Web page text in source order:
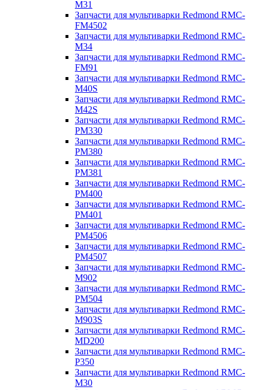
M31
Запчасти для мультиварки Redmond RMC-
FM4502
Запчасти для мультиварки Redmond RMC-
M34
Запчасти для мультиварки Redmond RMC-
FM91
Запчасти для мультиварки Redmond RMC-
M40S
Запчасти для мультиварки Redmond RMC-
M42S
Запчасти для мультиварки Redmond RMC-
PM330
Запчасти для мультиварки Redmond RMC-
PM380
Запчасти для мультиварки Redmond RMC-
PM381
Запчасти для мультиварки Redmond RMC-
PM400
Запчасти для мультиварки Redmond RMC-
PM401
Запчасти для мультиварки Redmond RMC-
PM4506
Запчасти для мультиварки Redmond RMC-
PM4507
Запчасти для мультиварки Redmond RMC-
M902
Запчасти для мультиварки Redmond RMC-
PM504
Запчасти для мультиварки Redmond RMC-
M903S
Запчасти для мультиварки Redmond RMC-
MD200
Запчасти для мультиварки Redmond RMC-
P350
Запчасти для мультиварки Redmond RMC-
M30